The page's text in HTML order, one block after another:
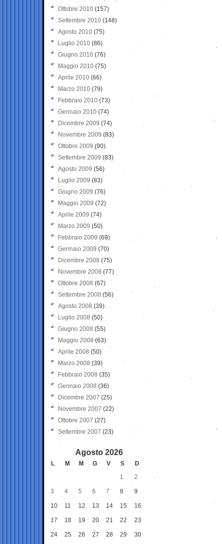
Ottobre 2010 (157)
Settembre 2010 (148)
Agosto 2010 (75)
Luglio 2010 (86)
Giugno 2010 (76)
Maggio 2010 (75)
Aprile 2010 (66)
Marzo 2010 (79)
Febbraio 2010 (73)
Gennaio 2010 (74)
Dicembre 2009 (74)
Novembre 2009 (83)
Ottobre 2009 (90)
Settembre 2009 (83)
Agosto 2009 (56)
Luglio 2009 (83)
Giugno 2009 (76)
Maggio 2009 (72)
Aprile 2009 (74)
Marzo 2009 (50)
Febbraio 2009 (69)
Gennaio 2009 (70)
Dicembre 2008 (75)
Novembre 2008 (77)
Ottobre 2008 (67)
Settembre 2008 (56)
Agosto 2008 (39)
Luglio 2008 (50)
Giugno 2008 (55)
Maggio 2008(63)
Aprile 2008 (50)
Marzo 2008 (39)
Febbraio 2008 (35)
Gennaio 2008 (36)
Dicembre 2007 (25)
Novembre 2007 (22)
Ottobre 2007 (27)
Settembre 2007 (23)
Agosto 2026
L M M G V S
D
1
2
3 4 5 6 7 8 9
10 11 12 13 14 15 16
17 18 19 20 21 22 23
24 25 26 27 28 29 30